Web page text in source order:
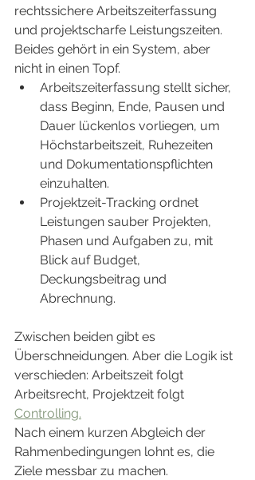
rechtssichere Arbeitszeiterfassung
und projektscharfe Leistungszeiten.
Beides gehört in ein System, aber
nicht in einen Topf.
Arbeitszeiterfassung stellt sicher,
dass Beginn, Ende, Pausen und
Dauer lückenlos vorliegen, um
Höchstarbeitszeit, Ruhezeiten
und Dokumentationspflichten
einzuhalten.
Projektzeit-Tracking ordnet
Leistungen sauber Projekten,
Phasen und Aufgaben zu, mit
Blick auf Budget,
Deckungsbeitrag und
Abrechnung.
Zwischen beiden gibt es
Überschneidungen. Aber die Logik ist
verschieden: Arbeitszeit folgt
Arbeitsrecht, Projektzeit folgt
Controlling.
Nach einem kurzen Abgleich der
Rahmenbedingungen lohnt es, die
Ziele messbar zu machen.